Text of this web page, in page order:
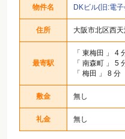
物件名 DKビル(旧:電
住所 大阪市北区西
最寄駅
「 東梅田
」 4
「 南森町 」 5
「 梅田 」 8 分
敷金 無し
礼金 無し